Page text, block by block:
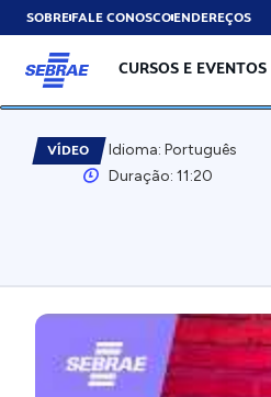
SOBREFALE CONOSCOENDEREÇOS
CURSOS E EVENTOS
VÍDEO
Idioma: Português
Duração: 11:20